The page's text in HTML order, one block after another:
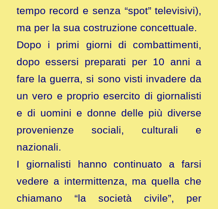
tempo record e senza “spot” televisivi),
ma per la sua costruzione concettuale.
Dopo i primi giorni di combattimenti,
dopo essersi preparati per 10 anni a
fare la guerra, si sono visti invadere da
un vero e proprio esercito di giornalisti
e di uomini e donne delle più diverse
provenienze sociali, culturali e
nazionali.
I giornalisti hanno continuato a farsi
vedere a intermittenza, ma quella che
chiamano “la società civile”, per